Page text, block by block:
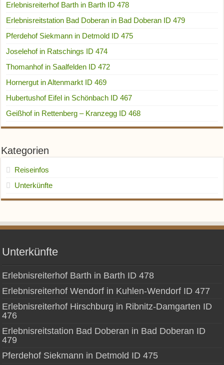
Erlebnisreiterhof Barth in Barth ID 478
Erlebnisreitstation Bad Doberan in Bad Doberan ID 479
Pferdehof Siekmann in Detmold ID 475
Joselehof in Ratschings ID 474
Thomanhof in Saalfelden ID 472
Hornergut in Altenmarkt ID 469
Hubertushof Eifel in Schönbach ID 467
Geißhof in Rettenberg – Kranzegg ID 468
Kategorien
Reiseinfos
Unterkünfte
Unterkünfte
Erlebnisreiterhof Barth in Barth ID 478
Erlebnisreiterhof Wendorf in Kuhlen-Wendorf ID 477
Erlebnisreiterhof Hirschburg in Ribnitz-Damgarten ID
476
Erlebnisreitstation Bad Doberan in Bad Doberan ID
479
Pferdehof Siekmann in Detmold ID 475